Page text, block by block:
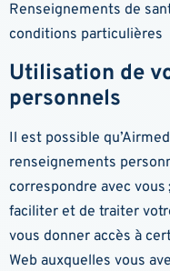
Renseignements de
conditions particulières
Utilisation de
personnels
Il est possible
renseignements
correspondre avec
faciliter et de traiter
vous donner accès à
Web auxquelles vous